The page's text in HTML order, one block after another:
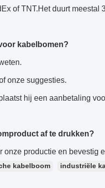
of TNT.Het duurt meestal
kabelbomen?
onze suggesties.
hij een aanbetaling
af te drukken?
onze productie en bevestig
kabelboom industriële